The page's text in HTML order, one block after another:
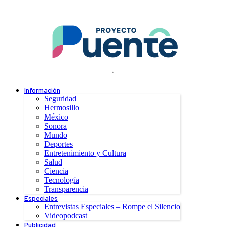
.
Información
Seguridad
Hermosillo
México
Sonora
Mundo
Deportes
Entretenimiento y Cultura
Salud
Ciencia
Tecnología
Transparencia
Especiales
Entrevistas Especiales – Rompe el Silencio
Videopodcast
Publicidad